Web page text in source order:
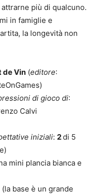
più di qualcuno.
in famiglie e
la longevità non
de Vin (editore:
di gioco di:
Calvi
iniziali: 2di 5
mini plancia bianca e
(la base è un grande